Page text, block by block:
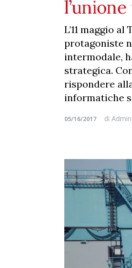
L’11 maggio
protagoniste
intermodale,
strategica.
rispondere
informatiche
05/16/2017 di Admin